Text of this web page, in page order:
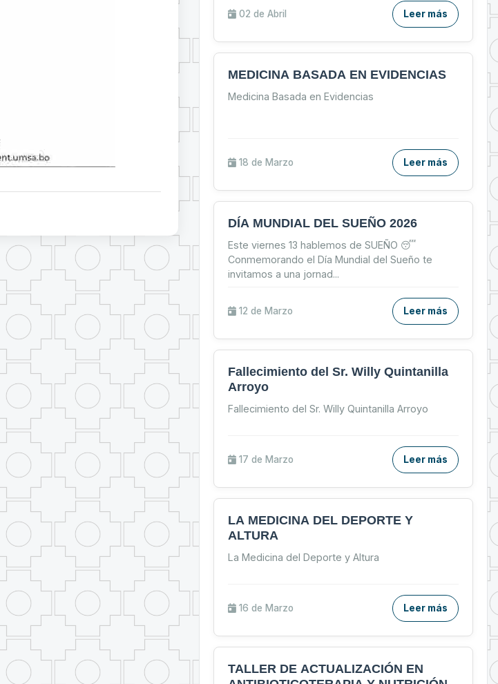
02 de Abril Leer más
MEDICINA BASADA EN EVIDENCIAS
Medicina Basada en Evidencias
18 de Marzo Leer más
DÍA MUNDIAL DEL SUEÑO 2026
Este viernes 13 hablemos de SUEÑO 😴
Conmemorando el Día Mundial del Sueño te
invitamos a una jornad...
12 de Marzo Leer más
Fallecimiento del Sr. Willy Quintanilla
Arroyo
Fallecimiento del Sr. Willy Quintanilla Arroyo
17 de Marzo Leer más
LA MEDICINA DEL DEPORTE Y
ALTURA
La Medicina del Deporte y Altura
16 de Marzo Leer más
TALLER DE ACTUALIZACIÓN EN